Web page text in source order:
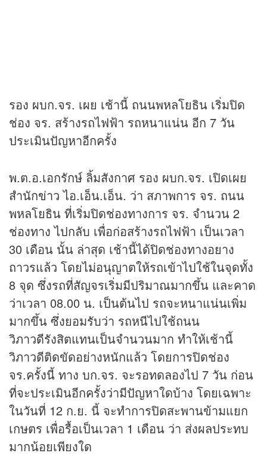
รอง ผบก.จร. เผย เช้านี้ ถนนพหลโยธิน เริ่มปิด
ช่อง จร. สร้างรถไฟฟ้า รถหนาแน่น อีก 7 วัน
ประเมินปัญหาอีกครั้ง
พ.ต.อ.เอกรักษ์ ลิ้มสังกาศ รอง ผบก.จร. เปิดเผย
สำนักข่าวไอ.เอ็น.เอ็น. ว่า สภาพการ จร. ถนน
พหลโยธิน ที่เริ่มปิดช่องทางการ จร. จำนวน 2
ช่องทาง ไปกลับ เพื่อก่อสร้างรถไฟฟ้า เป็นเวลา
30 เดือน นั้น ล่าสุด เช้านี้ได้ปิดช่องทางอยาง
ถาวรแล้ว โดยไม่อนุญาตให้รถเข้าไปใช้ในจุดทั้ง
8 จุด ซึ่งรถที่สัญจรเริ่มมีปริมาณมากขึ้น และคาด
ว่าเวลา 08.00 น. เป็นต้นไป รถจะหนาแน่นเพิ่ม
มากขึ้น ซึ่งยอมรับว่า รถหนีไปใช้ถนน
วิภาวดีรังสิตแทนเป็นจำนวนมาก ทำให้เช้านี้
วิภาวดีติดขัดอย่างหนักแล้ว โดยการปิดช่อง
จร.ครั้งนี้ ทาง บก.จร. จะรอทดลองไป 7 วัน ก่อน
ที่จะประเมินอีกครั้งว่ามีปัญหาใดบ้าง โดยเฉพาะ
ในวันที่ 12 ก.ย. นี้ จะทำการปิดสะพานข้ามแยก
เกษตร เพื่อรื้อเป็นเวลา 1 เดือน ว่า ส่งผลประทบ
มากน้อยเพียงใด